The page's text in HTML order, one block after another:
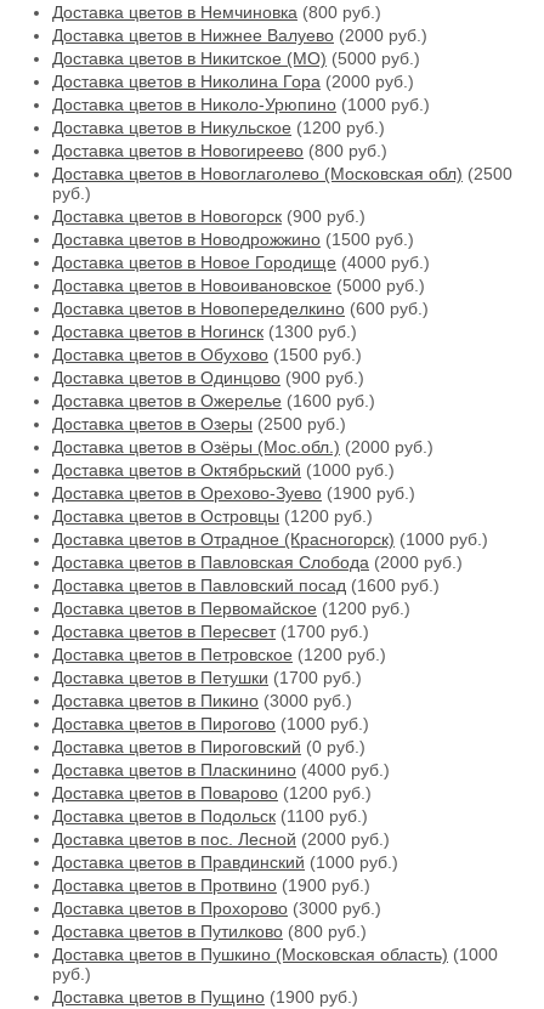
Доставка цветов в Немчиновка (800 руб.)
Доставка цветов в Нижнее Валуево (2000 руб.)
Доставка цветов в Никитское (МО) (5000 руб.)
Доставка цветов в Николина Гора (2000 руб.)
Доставка цветов в Николо-Урюпино (1000 руб.)
Доставка цветов в Никульское (1200 руб.)
Доставка цветов в Новогиреево (800 руб.)
Доставка цветов в Новоглаголево (Московская обл) (2500
руб.)
Доставка цветов в Новогорск (900 руб.)
Доставка цветов в Новодрожжино (1500 руб.)
Доставка цветов в Новое Городище (4000 руб.)
Доставка цветов в Новоивановское (5000 руб.)
Доставка цветов в Новопеределкино (600 руб.)
Доставка цветов в Ногинск (1300 руб.)
Доставка цветов в Обухово (1500 руб.)
Доставка цветов в Одинцово (900 руб.)
Доставка цветов в Ожерелье (1600 руб.)
Доставка цветов в Озеры (2500 руб.)
Доставка цветов в Озёры (Мос.обл.) (2000 руб.)
Доставка цветов в Октябрьский (1000 руб.)
Доставка цветов в Орехово-Зуево (1900 руб.)
Доставка цветов в Островцы (1200 руб.)
Доставка цветов в Отрадное (Красногорск) (1000 руб.)
Доставка цветов в Павловская Слобода (2000 руб.)
Доставка цветов в Павловский посад (1600 руб.)
Доставка цветов в Первомайское (1200 руб.)
Доставка цветов в Пересвет(1700 руб.)
Доставка цветов в Петровское (1200 руб.)
Доставка цветов в Петушки (1700 руб.)
Доставка цветов в Пикино (3000 руб.)
Доставка цветов в Пирогово (1000 руб.)
Доставка цветов в Пироговский (0 руб.)
Доставка цветов в Пласкинино (4000 руб.)
Доставка цветов в Поварово (1200 руб.)
Доставка цветов в Подольск (1100 руб.)
Доставка цветов в пос. Лесной (2000 руб.)
Доставка цветов в Правдинский (1000 руб.)
Доставка цветов в Протвино (1900 руб.)
Доставка цветов в Прохорово (3000 руб.)
Доставка цветов в Путилково (800 руб.)
Доставка цветов в Пушкино (Московская область) (1000
руб.)
Доставка цветов в Пущино (1900 руб.)